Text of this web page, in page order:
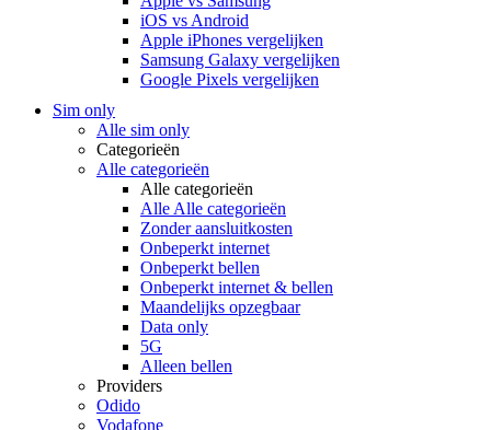
iOS vs Android
Apple iPhones vergelijken
Samsung Galaxy vergelijken
Google Pixels vergelijken
Sim only
Alle sim only
Categorieën
Alle categorieën
Alle categorieën
Alle Alle categorieën
Zonder aansluitkosten
Onbeperkt internet
Onbeperkt bellen
Onbeperkt internet & bellen
Maandelijks opzegbaar
Data only
5G
Alleen bellen
Providers
Odido
Vodafone